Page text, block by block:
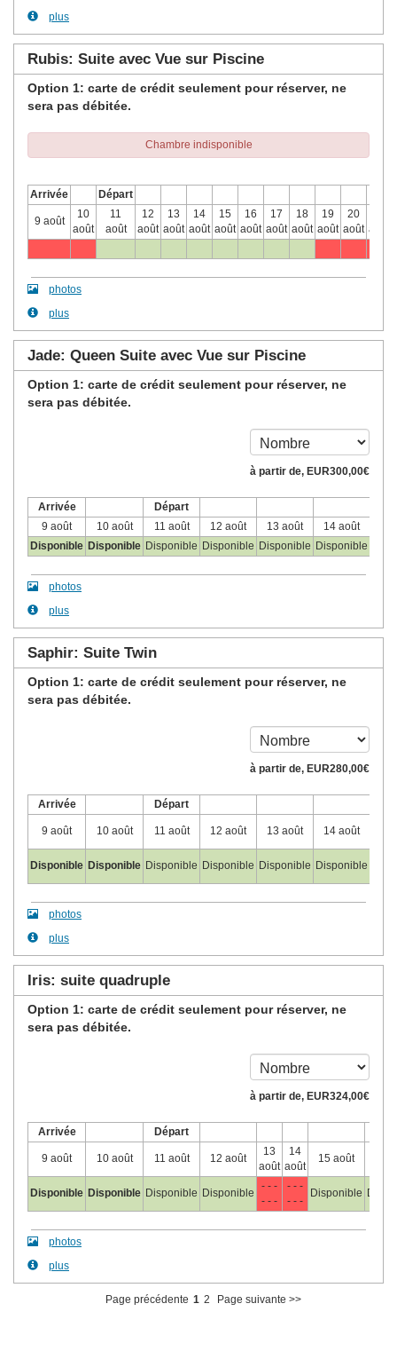
plus
Rubis: Suite avec Vue sur Piscine
Option 1: carte de crédit seulement pour réserver, ne
sera pas débitée.
Chambre indisponible
Arrivée Départ
9 août
10
août
11
août
12
août
13
août
14
août
15
août
16
août
17
août
18
août
19
août
20
août août
photos
plus
Jade: Queen Suite avec Vue sur Piscine
Option 1: carte de crédit seulement pour réserver, ne
sera pas débitée.
à partir de‚ EUR300,00€
Arrivée
Départ
9 août
10 août 11 août 12 août 13 août 14 août
Disponible Disponible Disponible Disponible Disponible Disponible
photos
plus
Saphir: Suite Twin
Option 1: carte de crédit seulement pour réserver, ne
sera pas débitée.
à partir de‚ EUR280,00€
Arrivée Départ
9 août 10 août 11 août 12 août 13 août 14 août
Disponible Disponible Disponible Disponible Disponible Disponible
photos
plus
Iris: suite quadruple
Option 1: carte de crédit seulement pour réserver, ne
sera pas débitée.
à partir de‚ EUR324,00€
Arrivée Départ
9 août 10 août 11 août 12 août
13
août
14
août
15 août
Disponible Disponible Disponible Disponible
- - -
- - -
- - -
- - -
Disponible
photos
plus
Page précédente 1 2 Page suivante >>